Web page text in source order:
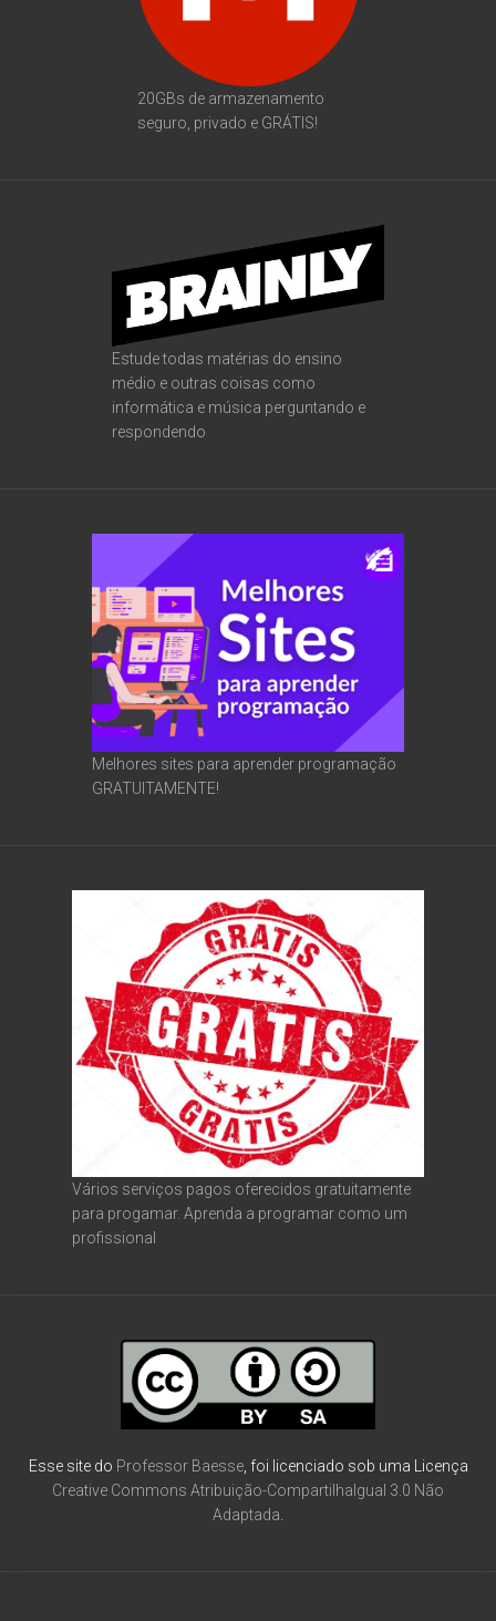
20GBs de armazenamento
seguro, privado e GRÁTIS!
Estude todas matérias do ensino
médio e outras coisas como
informática e música perguntando e
respondendo
Melhores sites para aprender programação
GRATUITAMENTE!
Vários serviços pagos oferecidos gratuitamente
para progamar. Aprenda a programar como um
profissional
Esse site do Professor Baesse, foi licenciado sob uma Licença
Creative Commons Atribuição-CompartilhaIgual 3.0 Não
Adaptada